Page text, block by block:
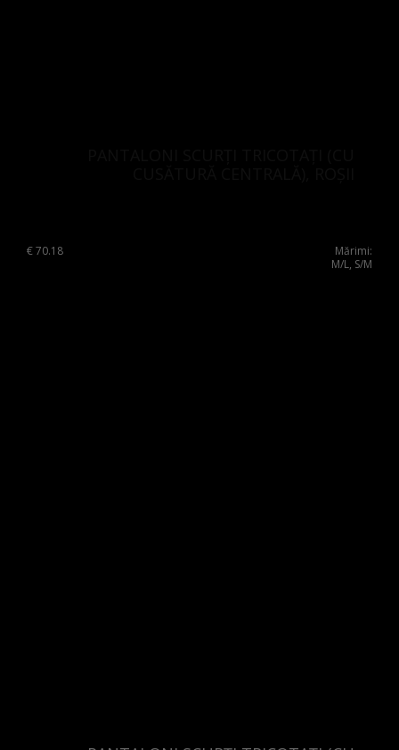
€70.18
Mărimi:
M/L, S/M